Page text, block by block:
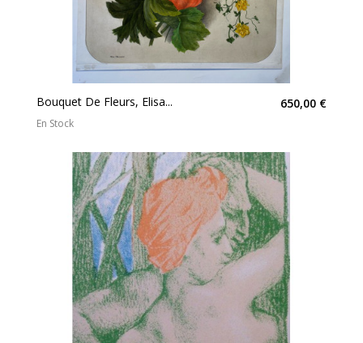
Bouquet De Fleurs, Elisa... 650,00 €
En Stock